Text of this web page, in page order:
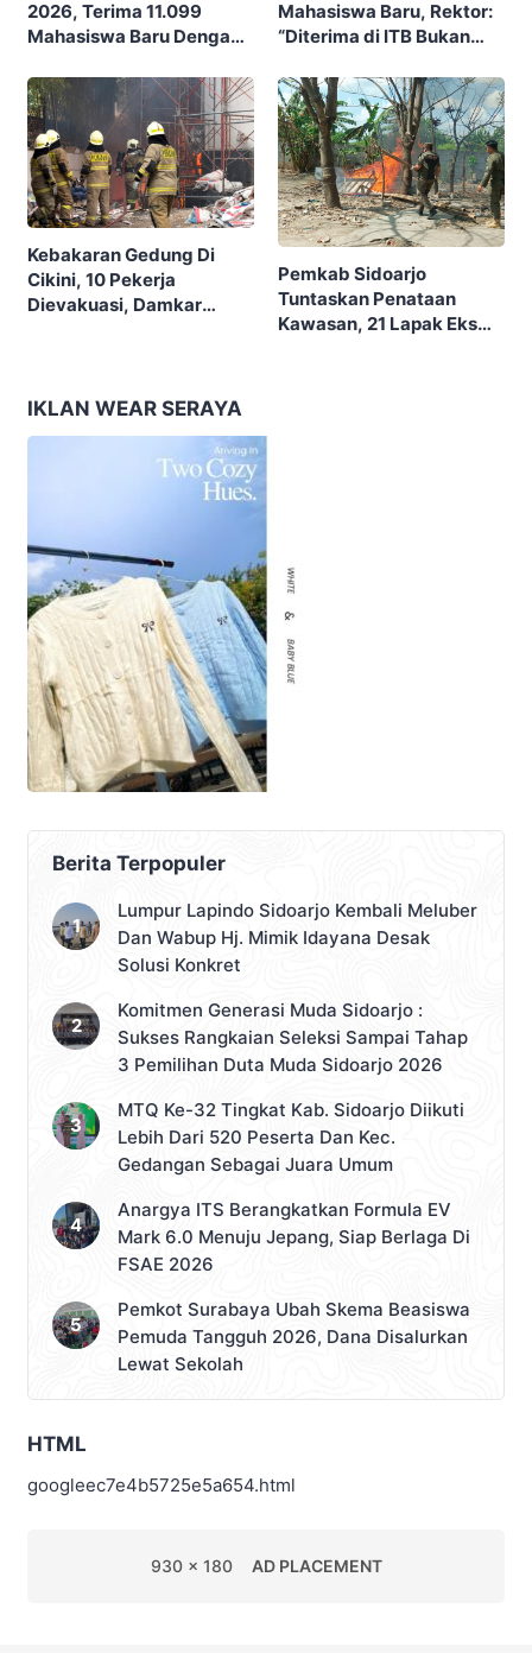
2026, Terima 11.099
Mahasiswa Baru Dengan
Membangun Bangsa”
Mahasiswa Baru, Rektor:
“Diterima di ITB Bukan
Kebakaran Gedung Di
Cikini, 10 Pekerja
Dievakuasi, Damkar
Pemkab Sidoarjo
Tuntaskan Penataan
Kawasan, 21 Lapak Eks
IKLAN WEAR SERAYA
Berita Terpopuler
Lumpur Lapindo Sidoarjo Kembali Meluber
Dan Wabup Hj. Mimik Idayana Desak
Solusi Konkret
Komitmen Generasi Muda Sidoarjo :
Sukses Rangkaian Seleksi Sampai Tahap
3 Pemilihan Duta Muda Sidoarjo 2026
MTQ Ke-32 Tingkat Kab. Sidoarjo Diikuti
Lebih Dari 520 Peserta Dan Kec.
Gedangan Sebagai Juara Umum
Anargya ITS Berangkatkan Formula EV
Mark 6.0 Menuju Jepang, Siap Berlaga Di
FSAE 2026
Pemkot Surabaya Ubah Skema Beasiswa
Pemuda Tangguh 2026, Dana Disalurkan
Lewat Sekolah
HTML
googleec7e4b5725e5a654.html
930 x 180 AD PLACEMENT